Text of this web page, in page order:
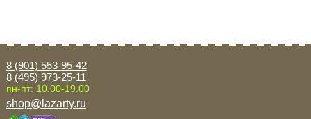
8 (901) 553-95-42
8 (495) 973-25-11
пн-пт: 10.00-19.00
shop@lazarty.ru